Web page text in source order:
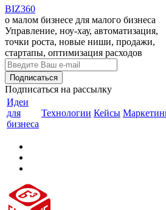
BIZ360
о малом бизнесе для малого бизнеса
Управление, ноу-хау, автоматизация,
точки роста, новые ниши, продажи,
стартапы, оптимизация расходов
Подписаться на рассылку
Идеи
для
бизнеса
Технологии Кейсы